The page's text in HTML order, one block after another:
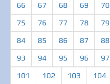
66
67 68 69 70
75
76 77 78 79
84
85 86 87 88
93
94 95 96 97
101
102 103 104